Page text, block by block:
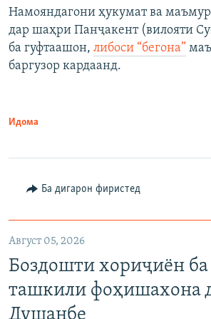
Намояндагони ҳукумат ва
дар шаҳри Панҷакент (вилояти
ба гуфтаашон, либоси “бегона”
баргузор кардаанд.
Идома
Ба дигарон фиристед
Август 05, 2026
Боздошти хориҷиён
ташкили фоҳишахона
Душанбе